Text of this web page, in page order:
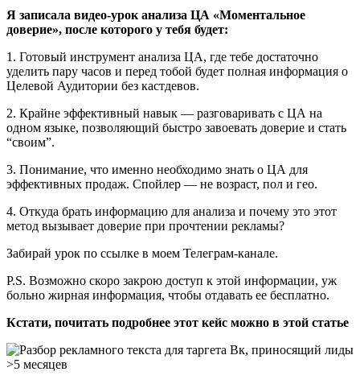
Я записала видео-урок анализа ЦА «Моментальное
доверие», после которого у тебя будет:
1. Готовый инструмент анализа ЦА, где тебе достаточно
уделить пару часов и перед тобой будет полная информация о
Целевой Аудитории без кастдевов.
2. Крайне эффективный навык — разговаривать с ЦА на
одном языке, позволяющий быстро завоевать доверие и стать
“своим”.
3. Понимание, что именно необходимо знать о ЦА для
эффективных продаж. Спойлер — не возраст, пол и гео.
4. Откуда брать информацию для анализа и почему это этот
метод вызывает доверие при прочтении рекламы?
Забирай урок по ссылке в моем Телеграм-канале.
P.S. Возможно скоро закрою доступ к этой информации, уж
больно жирная информация, чтобы отдавать ее бесплатно.
Кстати, почитать подробнее этот кейс можно в этой статье